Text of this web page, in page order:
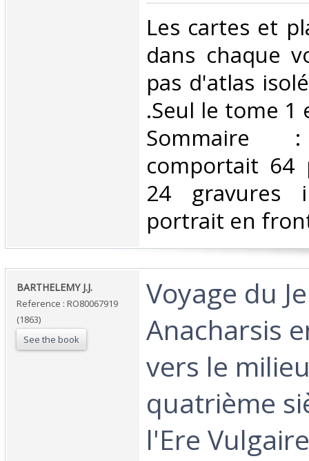
‎Les cartes et
dans chaque
pas d'atlas
.Seul le tome 1
Sommaire
comportait 64
24 gravures
portrait en
‎BARTHELEMY J.J.‎
Reference : RO80067919
(1863)
See the book
‎Voyage du
Anacharsis
vers le
quatrième
l'Ere